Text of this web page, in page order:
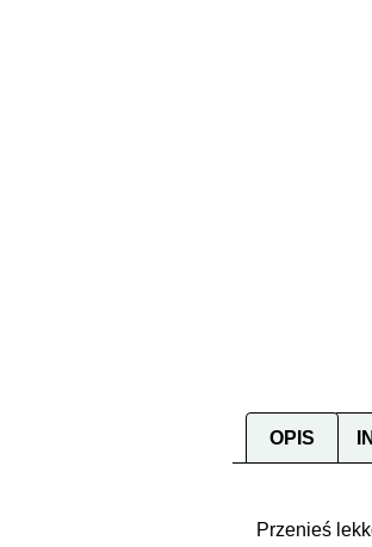
OPIS
Przenieś